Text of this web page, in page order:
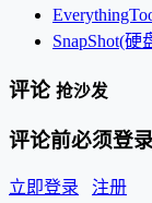
SnapShot(
评论 抢沙发
评论前必须登录
立即登录 注册